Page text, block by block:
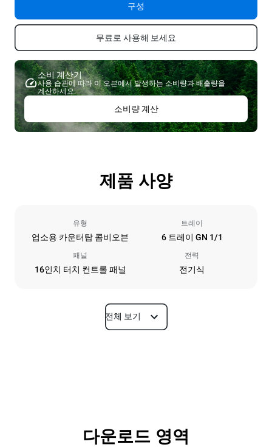
구성
무료로 사용해 보세요
소비 계산기
사용 습관에 따라 이 오븐에서 발생하는 소비량과 배출량을
계산하세요.
소비량 계산
제품 사양
유형
업소용 카운터탑 콤비오븐
트레이
6 트레이 GN 1/1
패널
16인치 터치 컨트롤 패널
전력
전기식
치수
트레이 사양
전체 보기
다운로드 영역